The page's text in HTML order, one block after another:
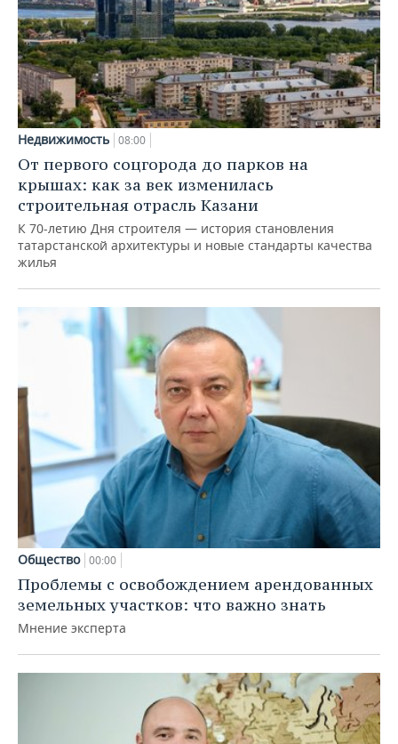
Недвижимость 08:00
От первого соцгорода до парков на
крышах: как за век изменилась
строительная отрасль Казани
К 70-летию Дня строителя — история становления
татарстанской архитектуры и новые стандарты качества
жилья
Общество 00:00
Проблемы с освобождением арендованных
земельных участков: что важно знать
Мнение эксперта